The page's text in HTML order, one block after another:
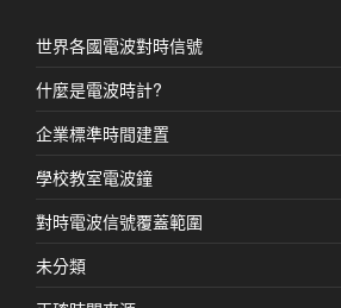
世界各國電波對時信號
什麼是電波時計?
企業標準時間建置
學校教室電波鐘
對時電波信號覆蓋範圍
未分類